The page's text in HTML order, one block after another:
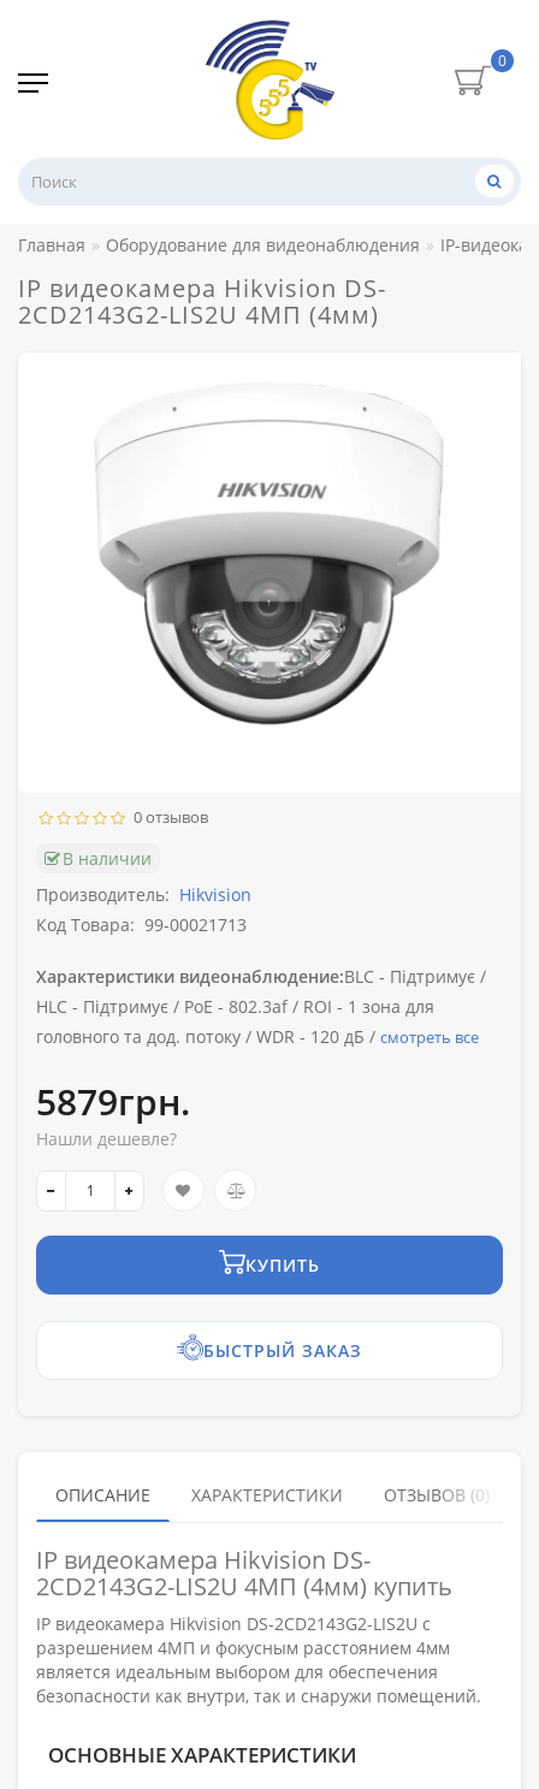
0
Главная Оборудование для видеонаблюдения IP-
IP видеокамера Hikvision DS-
2CD2143G2-LIS2U 4МП (4мм)
0 отзывов
В наличии
Производитель: Hikvision
Код Товара: 99-00021713
Характеристики видеонаблюдение:BLC - Підтримує /
HLC - Підтримує / PoE - 802.3af / ROI - 1 зона для
головного та дод. потоку / WDR - 120 дБ / смотреть все
5879грн.
Нашли дешевле?
КУПИТЬ
БЫСТРЫЙ ЗАКАЗ
ОПИСАНИЕ ХАРАКТЕРИСТИКИ ОТЗЫВОВ (0)
IP видеокамера Hikvision DS-
2CD2143G2-LIS2U 4МП (4мм) купить
IP видеокамера Hikvision DS-2CD2143G2-LIS2U с
разрешением 4МП и фокусным расстоянием 4мм
является идеальным выбором для обеспечения
безопасности как внутри, так и снаружи помещений.
ОСНОВНЫЕ ХАРАКТЕРИСТИКИ